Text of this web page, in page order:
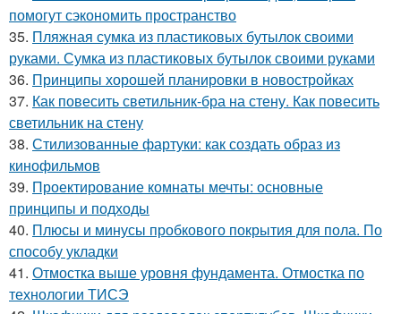
помогут сэкономить пространство
35. Пляжная сумка из пластиковых бутылок своими
руками. Сумка из пластиковых бутылок своими руками
36. Принципы хорошей планировки в новостройках
37. Как повесить светильник-бра на стену. Как повесить
светильник на стену
38. Стилизованные фартуки: как создать образ из
кинофильмов
39. Проектирование комнаты мечты: основные
принципы и подходы
40. Плюсы и минусы пробкового покрытия для пола. По
способу укладки
41. Отмостка выше уровня фундамента. Отмостка по
технологии ТИСЭ